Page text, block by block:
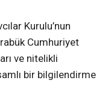
Kurulu’nun
Cumhuriyet
ve nitelikli
bir bilgilendirme